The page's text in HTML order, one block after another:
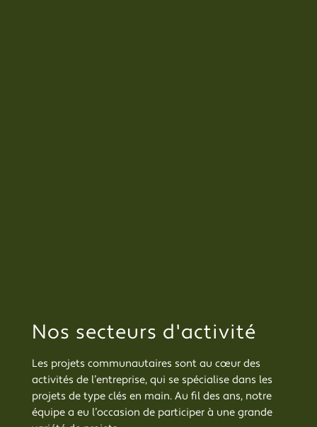
Nos secteurs d'activité
Les projets communautaires sont au cœur des
activités de l’entreprise, qui se spécialise dans les
projets de type clés en main. Au fil des ans, notre
équipe a eu l’occasion de participer à une grande